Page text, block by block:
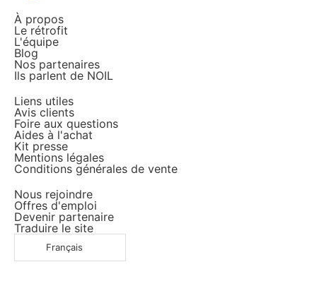
À propos
Le rétrofit
L'équipe
Blog
Nos partenaires
Ils parlent de NOIL
Liens utiles
Avis clients
Foire aux questions
Aides à l'achat
Kit presse
Mentions légales
Conditions générales de vente
Nous rejoindre
Offres d'emploi
Devenir partenaire
Traduire le site
Français